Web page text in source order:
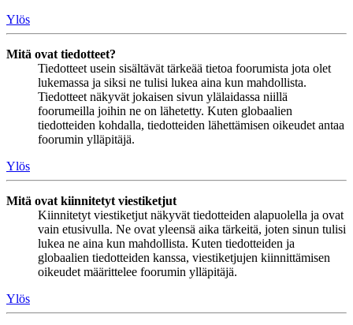
Ylös
Mitä ovat tiedotteet?
Tiedotteet usein sisältävät tärkeää tietoa foorumista jota olet
lukemassa ja siksi ne tulisi lukea aina kun mahdollista.
Tiedotteet näkyvät jokaisen sivun ylälaidassa niillä
foorumeilla joihin ne on lähetetty. Kuten globaalien
tiedotteiden kohdalla, tiedotteiden lähettämisen oikeudet antaa
foorumin ylläpitäjä.
Ylös
Mitä ovat kiinnitetyt viestiketjut
Kiinnitetyt viestiketjut näkyvät tiedotteiden alapuolella ja ovat
vain etusivulla. Ne ovat yleensä aika tärkeitä, joten sinun tulisi
lukea ne aina kun mahdollista. Kuten tiedotteiden ja
globaalien tiedotteiden kanssa, viestiketjujen kiinnittämisen
oikeudet määrittelee foorumin ylläpitäjä.
Ylös